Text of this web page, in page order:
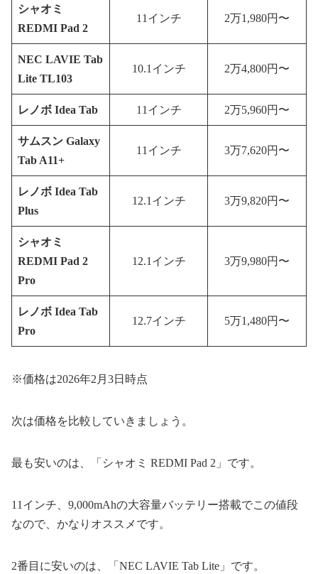
シャオミ
REDMI Pad 2
11インチ 2万1,980円〜
NEC LAVIE Tab
Lite TL103
10.1インチ 2万4,800円〜
レノボ Idea Tab 11インチ 2万5,960円〜
サムスン Galaxy
Tab A11+
11インチ 3万7,620円〜
レノボ Idea Tab
Plus
12.1インチ 3万9,820円〜
シャオミ
REDMI Pad 2
Pro
12.1インチ 3万9,980円〜
レノボ Idea Tab
Pro
12.7インチ 5万1,480円〜
※価格は2026年2月3日時点
次は価格を比較していきましょう。
最も安いのは、「シャオミ REDMI Pad 2」です。
11インチ、9,000mAhの大容量バッテリー搭載でこの値段
なので、かなりオススメです。
2番目に安いのは、「NEC LAVIE Tab Lite」です。